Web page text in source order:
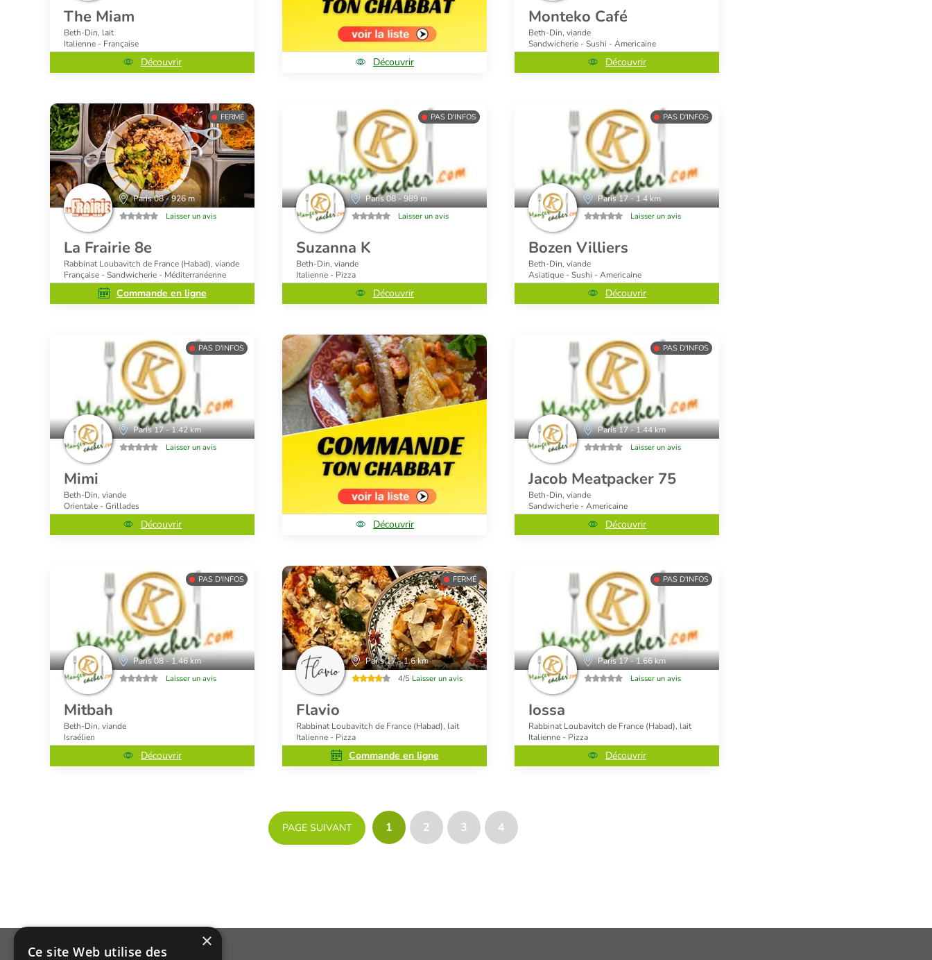
The Miam
Beth-Din, lait
Italienne - Française
Découvrir Découvrir
Monteko Café
Beth-Din, viande
Sandwicherie - Sushi - Americaine
Découvrir
FERMÉ
Paris 08 - 926 m
Laisser un avis
La Frairie 8e
Rabbinat Loubavitch de France (Habad), viande
Française - Sandwicherie - Méditerranéenne
Commande en ligne
PAS D'INFOS
Paris 08 - 989 m
Laisser un avis
Suzanna K
Beth-Din, viande
Italienne - Pizza
Découvrir
PAS D'INFOS
Paris 17 - 1.4 km
Laisser un avis
Bozen Villiers
Beth-Din, viande
Asiatique - Sushi - Americaine
Découvrir
PAS D'INFOS
Paris 17 - 1.42 km
Laisser un avis
Mimi
Beth-Din, viande
Orientale - Grillades
Découvrir Découvrir
PAS D'INFOS
Paris 17 - 1.44 km
Laisser un avis
Jacob Meatpacker 75
Beth-Din, viande
Sandwicherie - Americaine
Découvrir
PAS D'INFOS
Paris 08 - 1.46 km
Laisser un avis
Mitbah
Beth-Din, viande
Israélien
Découvrir
FERMÉ
Paris 17 - 1.6 km
4/5 Laisser un avis
Flavio
Rabbinat Loubavitch de France (Habad), lait
Italienne - Pizza
Commande en ligne
PAS D'INFOS
Paris 17 - 1.66 km
Laisser un avis
Iossa
Rabbinat Loubavitch de France (Habad), lait
Italienne - Pizza
Découvrir
PAGE SUIVANT 1 2 3 4
×
Ce site Web utilise des